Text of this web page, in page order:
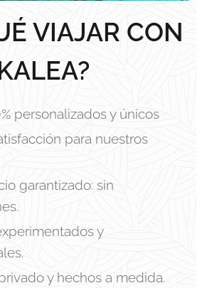
VIAJAR CON
personalizados y únicos
para nuestros
garantizado: sin
y
y hechos a medida.